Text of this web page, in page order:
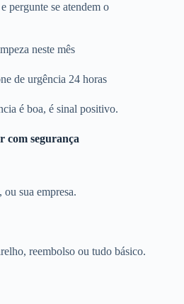
pergunte se atendem o
neste mês
de urgência 24 horas
é boa, é sinal positivo.
com segurança
sua empresa.
reembolso ou tudo básico.